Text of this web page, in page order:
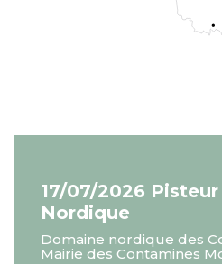
17/07/2026
Nordique
Domaine nordique des
Mairie des Contamines